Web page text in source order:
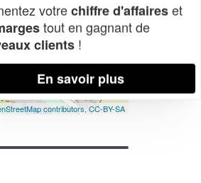
contributors,CC-BY-SA
votrechiffre d'affaireset
tout en gagnant de
clients !
En savoir plus